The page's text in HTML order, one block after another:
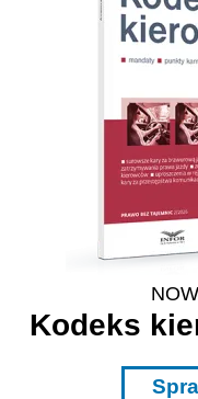
Kodeks